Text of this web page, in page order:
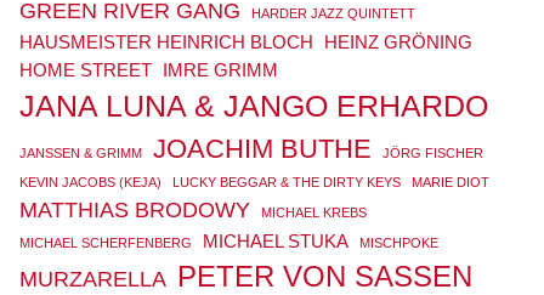
GREEN RIVER GANG HARDER JAZZ QUINTETT
HAUSMEISTER HEINRICH BLOCH
HEINZ GRÖNING
HOME STREET IMRE GRIMM
JANA LUNA & JANGO ERHARDO
JANSSEN & GRIMM JOACHIM BUTHE
JÖRG FISCHER
KEVIN JACOBS (KEJA)
LUCKY BEGGAR & THE DIRTY KEYS MARIE DIOT
MATTHIAS BRODOWY MICHAEL KREBS
MICHAEL SCHERFENBERG MICHAEL STUKA MISCHPOKE
MURZARELLA PETER VON SASSEN